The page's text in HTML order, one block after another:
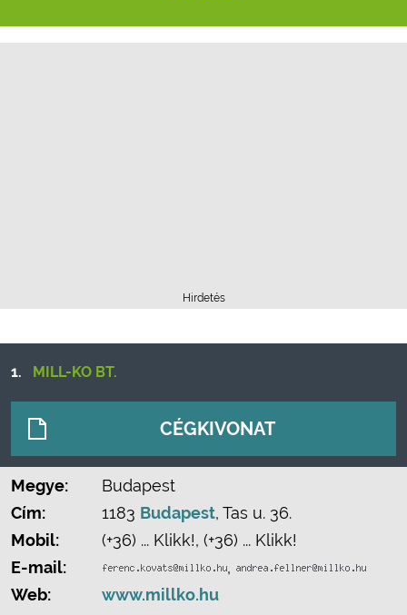
Hirdetés
1. MILL-KO BT.
CÉGKIVONAT
Megye:
Budapest
Cím:
1183 Budapest, Tas u. 36.
Mobil:
(+36) ... Klikk!, (+36) ... Klikk!
E-mail:
,
Web:
www.millko.hu